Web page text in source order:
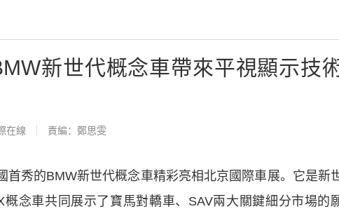
新世代概念車帶來平視顯示技
在線 責編：鄭思雯
秀的BMW新世代概念車精彩亮相北京國際車展。它是新
念車共同展示了寶馬對轎車、SAV兩大關鍵細分市場的